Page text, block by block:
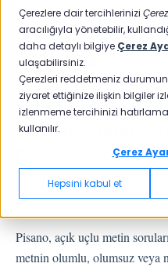
Çerezlere dair tercihlerinizi
aracılığıyla yönetebilir,
daha detaylı bilgiye Çerez
ulaşabilirsiniz.
Çerezleri reddetmeniz
ziyaret ettiğinize ilişkin bilgiler
izlenmeme tercihinizi
kullanılır.
Çerez
Hepsini kabul et
Yeni Başlayanlar
Raporlar
NPS
CSAT
Raporlama 2024
Geri Bildirimler
Geri
Analizi"
Geri bildirim
isminin yanında
Duygu Analizi’ni
ifade eder.
Pisano, açık uçlu metin
metnin olumlu, olumsuz veya